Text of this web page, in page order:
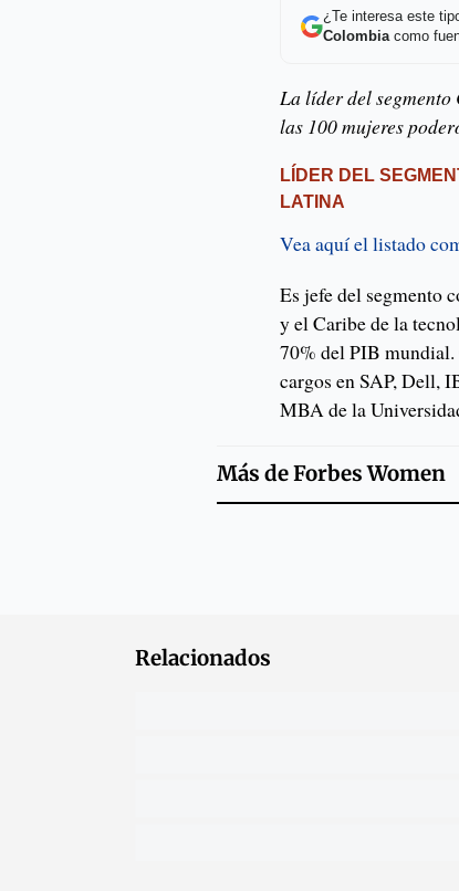
¿Te interesa este
Colombiacomo
La líder del
las 100 mujeres
LÍDER DEL
LATINA
Vea aquí el listado
Es jefe del segmento
y el Caribe de la
70% del PIB mundial.
cargos en SAP, Dell,
MBA de la
Más deForbes Women
Relacionados